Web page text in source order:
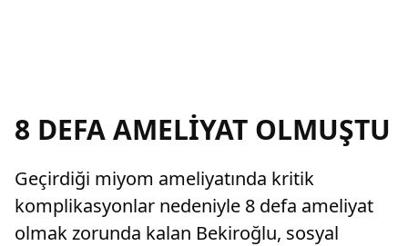
8 DEFA AMELİYAT OLMUŞTU
Geçirdiği miyom ameliyatında kritik
komplikasyonlar nedeniyle 8 defa ameliyat
olmak zorunda kalan Bekiroğlu, sosyal